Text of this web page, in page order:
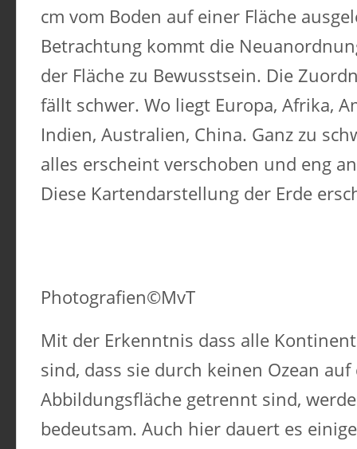
cm vom Boden auf einer Fläche
Betrachtung kommt die
der Fläche zu Bewusstsein. Die
fällt schwer. Wo liegt Europa, Afrika,
Indien, Australien, China. Ganz zu
alles erscheint verschoben und eng
Diese Kartendarstellung der Erde
Photografien©MvT
Mit der Erkenntnis dass alle
sind, dass sie durch keinen Ozean auf
Abbildungsfläche getrennt sind,
bedeutsam. Auch hier dauert es